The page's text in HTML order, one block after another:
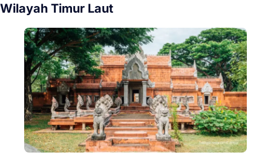
Wilayah Timur Laut